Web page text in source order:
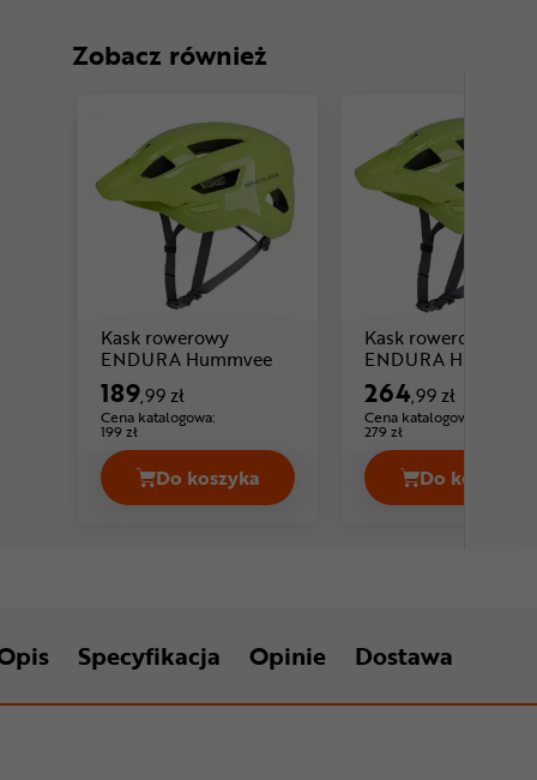
Zobacz również
Kask rowerowy
ENDURA Hummvee
Cena: 189 ,99 zł
189,99 zł
Cena katalogowa:
199 zł
Do koszyka
Kask rowerowy
ENDURA Hummvee
MIPS
264,99 zł
Cena katalogowa:
279 zł
Do koszyka
Kask
Specyfikacja Opinie Dostawa